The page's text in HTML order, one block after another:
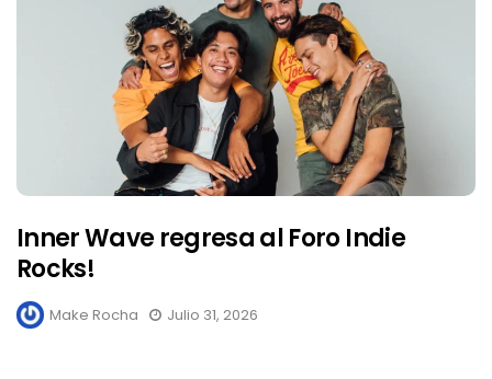
Inner Wave regresa al Foro Indie
Rocks!
Make Rocha Julio 31, 2026